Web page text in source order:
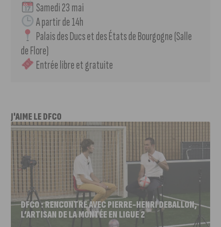
Samedi 23 mai
A partir de 14h
Palais des Ducs et des États de Bourgogne (Salle
de Flore)
Entrée libre et gratuite
J'AIME LE DFCO
DFCO : RENCONTRE AVEC PIERRE-HENRI DEBALLON,
L’ARTISAN DE LA MONTÉE EN LIGUE 2